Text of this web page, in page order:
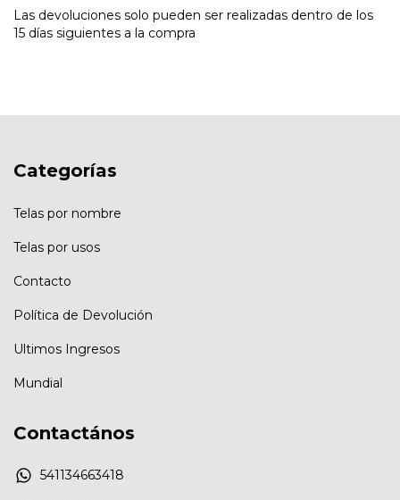
Las devoluciones solo pueden ser realizadas dentro de los
15 días siguientes a la compra
Categorías
Telas por nombre
Telas por usos
Contacto
Política de Devolución
Ultimos Ingresos
Mundial
Contactános
541134663418